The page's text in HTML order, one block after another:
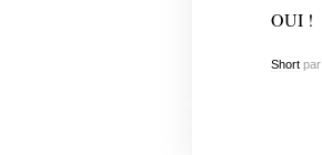
OUI !
Shortpar